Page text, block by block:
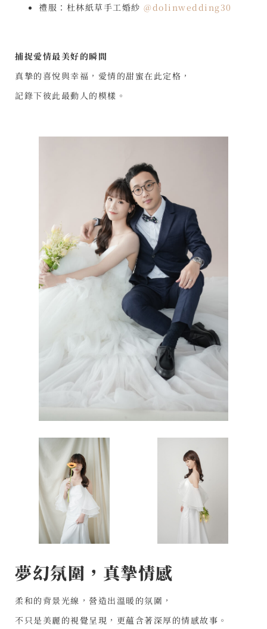
禮服：杜林紙草手工婚紗 @dolinwedding30
捕捉愛情最美好的瞬間
真摯的喜悅與幸福，愛情的甜蜜在此定格，
記錄下彼此最動人的模樣。
夢幻氛圍，真摯情感
柔和的背景光線，營造出溫暖的氛圍，
不只是美麗的視覺呈現，更蘊含著深厚的情感故事。